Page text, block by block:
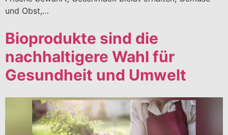
und Obst,…
Bioprodukte sind die
nachhaltigere Wahl für
Gesundheit und Umwelt